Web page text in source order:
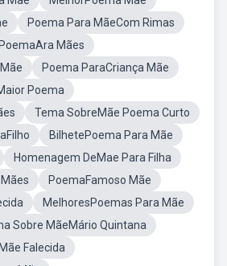
Poema Para MãeCom Rimas
PoemaAra Mães
Poema ParaCriança Mãe
Poema
Tema SobreMãe Poema Curto
BilhetePoema Para Mãe
Homenagem DeMae Para Filha
PoemaFamoso Mãe
MelhoresPoemas Para Mãe
Sobre MãeMário Quintana
Falecida